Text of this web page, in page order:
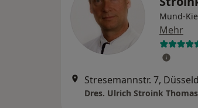
Mund-
Mehr
Stresemannstr. 7,